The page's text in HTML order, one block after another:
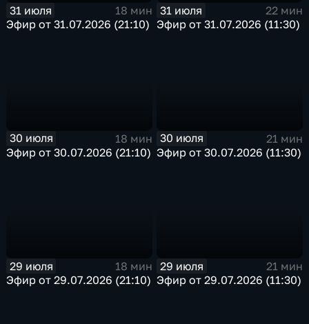
31 июля
18 мин
Эфир от 31.07.2026 (21:10)
31 июля
22 мин
Эфир от 31.07.2026 (11:30)
30 июля
18 мин
Эфир от 30.07.2026 (21:10)
30 июля
21 мин
Эфир от 30.07.2026 (11:30)
29 июля
18 мин
Эфир от 29.07.2026 (21:10)
29 июля
21 мин
Эфир от 29.07.2026 (11:30)